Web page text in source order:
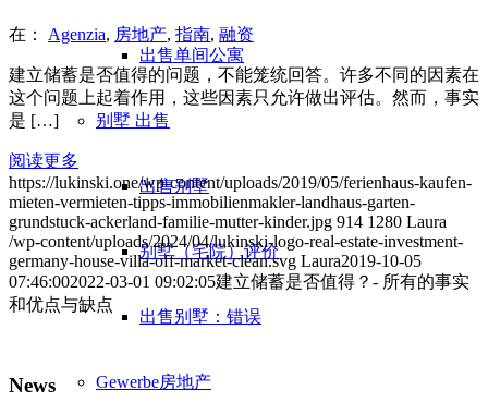
出售单间公寓
别墅 出售
出售别墅
别墅（宅院）评价
出售别墅：错误
Gewerbe房地产
在： Agenzia, 房地产, 指南, 融资
建立储蓄是否值得的问题，不能笼统回答。许多不同的因素在
这个问题上起着作用，这些因素只允许做出评估。然而，事实
是 […]
阅读更多
https://lukinski.one/wp-content/uploads/2019/05/ferienhaus-kaufen-
mieten-vermieten-tipps-immobilienmakler-landhaus-garten-
grundstuck-ackerland-familie-mutter-kinder.jpg 914 1280 Laura
/wp-content/uploads/2024/04/lukinski-logo-real-estate-investment-
germany-house-villa-off-market-clean.svg Laura2019-10-05
07:46:002022-03-01 09:02:05建立储蓄是否值得？- 所有的事实
和优点与缺点
News